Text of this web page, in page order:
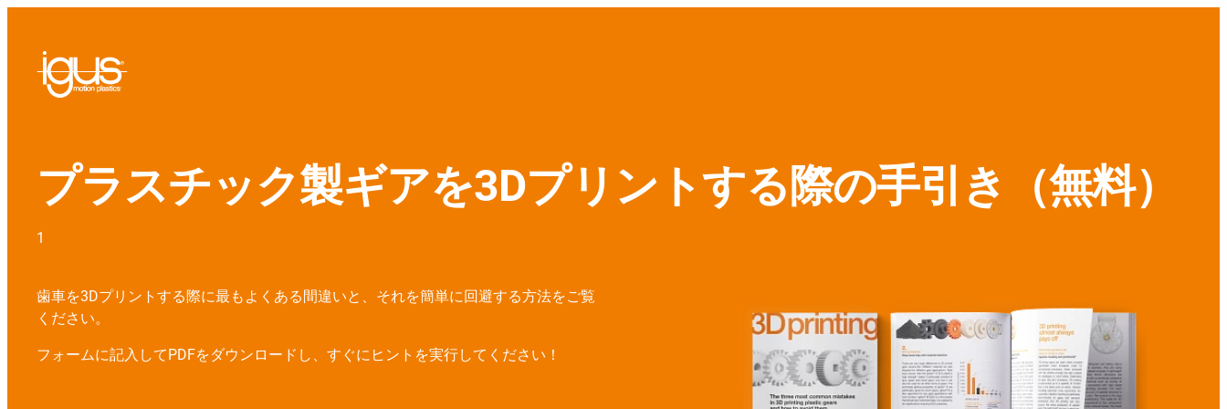
プラスチック製ギアを3Dプリントする際の手引き（無料）
1
歯車を3Dプリントする際に最もよくある間違いと、それを簡単に回避する方法をご覧
ください。
フォームに記入してPDFをダウンロードし、すぐにヒントを実行してください！